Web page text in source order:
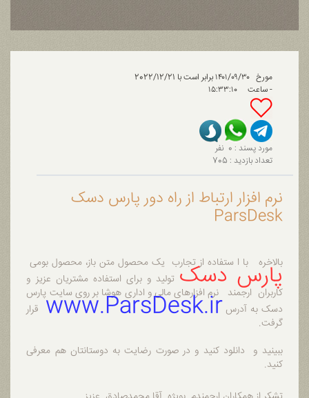
مورخ۱۴۰۱/۰۹/۳۰ برابر است با 2022/12/21
- ساعت۱۵:۳۳:۱۰
مورد پسند : 0 نفر
تعداد بازدید : 705
نرم افزار ارتباط از راه دور پارس دسک
ParsDesk
بالاخره با ا ستفاده از تجارب یک محصول متن باز، محصول بومی
پارس دسک تولید و برای استفاده مشتریان عزیز و
کاربران ارجمند نرم افزارهای مالی و اداری هوشا بر روی سایت پارس
دسک به آدرس www.ParsDesk.ir قرار
گرفت.
ببینید و دانلود کنید و در صورت رضایت به دوستانتان هم معرفی
کنید.